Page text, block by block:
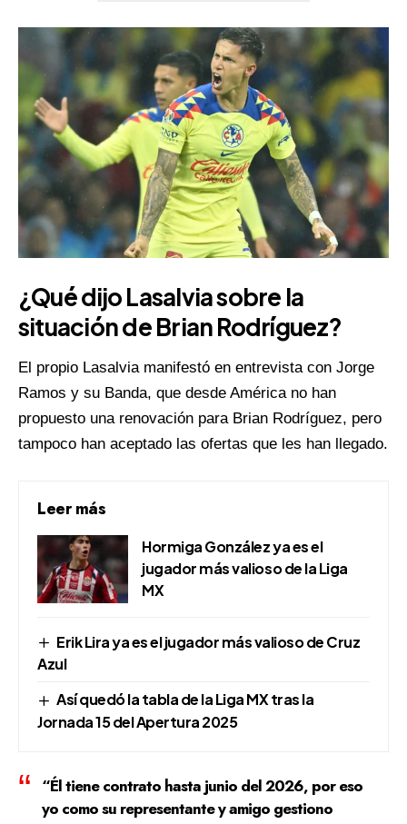
¿Qué dijo Lasalvia sobre la
situación de Brian Rodríguez?
El propio Lasalvia manifestó en entrevista con Jorge
Ramos y su Banda, que desde América no han
propuesto una renovación para Brian Rodríguez, pero
tampoco han aceptado las ofertas que les han llegado.
Leer más
Hormiga González ya es el
jugador más valioso de la Liga
MX
Erik Lira ya es el jugador más valioso de Cruz
Azul
Así quedó la tabla de la Liga MX tras la
Jornada 15 del Apertura 2025
“Éltiene contrato hasta junio del 2026, por eso
yo como su representante y amigo gestiono